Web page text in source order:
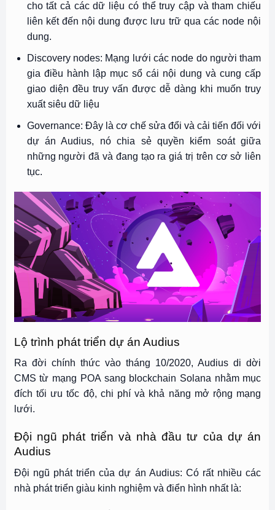
cho tất cả các dữ liệu có thể truy cập và tham chiếu
liên kết đến nội dung được lưu trữ qua các node nội
dung.
Discovery nodes: Mạng lưới các node do người tham
gia điều hành lập mục sổ cái nội dung và cung cấp
giao diện đều truy vấn được dễ dàng khi muốn truy
xuất siêu dữ liệu
Governance: Đây là cơ chế sửa đổi và cải tiến đối với
dự án Audius, nó chia sẻ quyền kiểm soát giữa
những người đã và đang tạo ra giá trị trên cơ sở liên
tục.
Lộ trình phát triển dự án Audius
Ra đời chính thức vào tháng 10/2020, Audius di dời
CMS từ mạng POA sang blockchain Solana nhằm mục
đích tối ưu tốc độ, chi phí và khả năng mở rộng mạng
lưới.
Đội ngũ phát triển và nhà đầu tư của dự án
Audius
Đội ngũ phát triển của dự án Audius: Có rất nhiều các
nhà phát triển giàu kinh nghiệm và điển hình nhất là: